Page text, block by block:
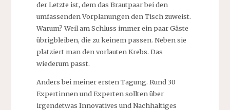
der Letzte ist, dem das Brautpaar bei den
umfassenden Vorplanungen den Tisch zuweist.
Warum? Weil am Schluss immer ein paar Gäste
übrigbleiben, die zu keinem passen. Neben sie
platziert man den vorlauten Krebs. Das
wiederum passt.
Anders bei meiner ersten Tagung. Rund 30
Expertinnen und Experten sollten über
irgendetwas Innovatives und Nachhaltiges